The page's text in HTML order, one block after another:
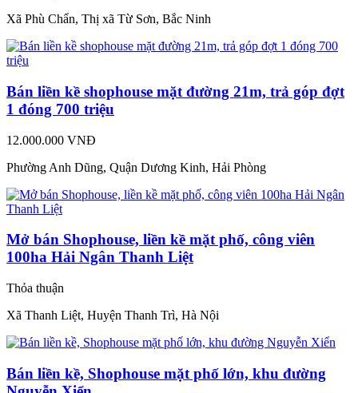
Xã Phù Chẩn, Thị xã Từ Sơn, Bắc Ninh
Bán liền kề shophouse mặt đường 21m, trả góp đợt
1 đóng 700 triệu
12.000.000 VNĐ
Phường Anh Dũng, Quận Dương Kinh, Hải Phòng
Mở bán Shophouse, liền kề mặt phố, công viên
100ha Hải Ngân Thanh Liệt
Thỏa thuận
Xã Thanh Liệt, Huyện Thanh Trì, Hà Nội
Bán liền kề, Shophouse mặt phố lớn, khu đường